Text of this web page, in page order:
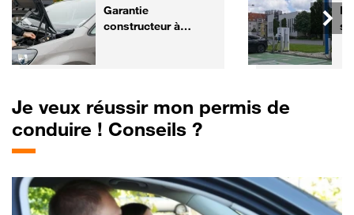
Garantie
constructeur à
Je veux réussir mon permis de
conduire ! Conseils ?